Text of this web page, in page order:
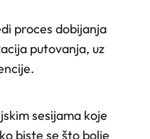
proces dobijanja
putovanja, uz
sesijama koje
biste se što bolje